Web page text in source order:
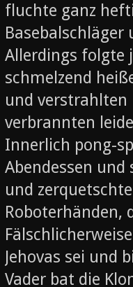
fluchte ganz
Allerdings folgte
schmelzend
und verstrahlten
verbrannten
Innerlich pong-
Abendessen
und
Roboterhänden,
Jehovas sei und
Vader bat die